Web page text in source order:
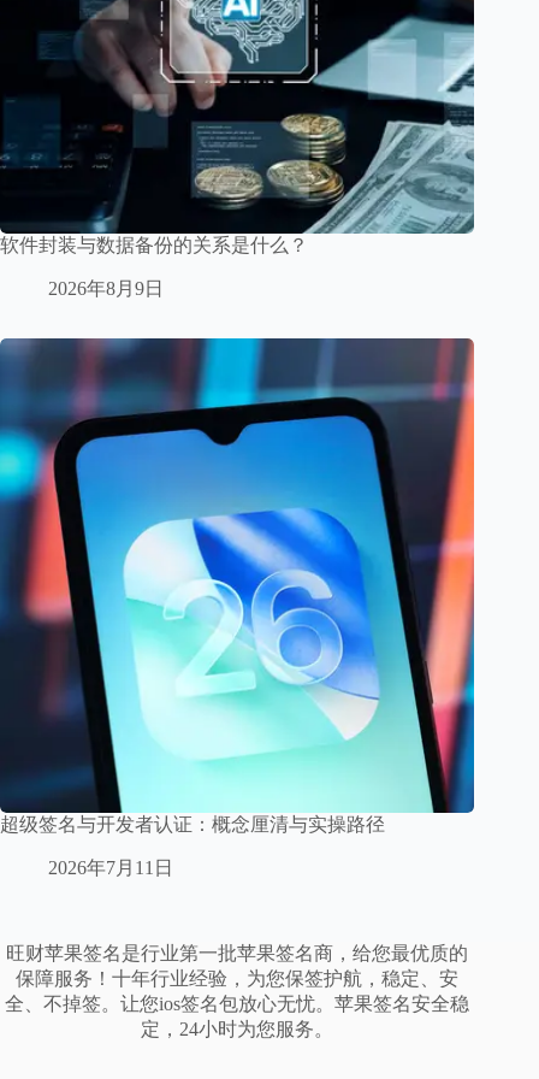
软件封装与数据备份的关系是什么？
2026年8月9日
超级签名与开发者认证：概念厘清与实操路径
2026年7月11日
旺财苹果签名是行业第一批苹果签名商，给您最优质的
保障服务！十年行业经验，为您保签护航，稳定、安
全、不掉签。让您ios签名包放心无忧。苹果签名安全稳
定，24小时为您服务。